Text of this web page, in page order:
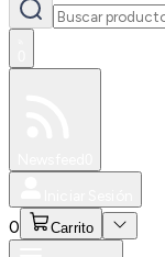
0 Carrito